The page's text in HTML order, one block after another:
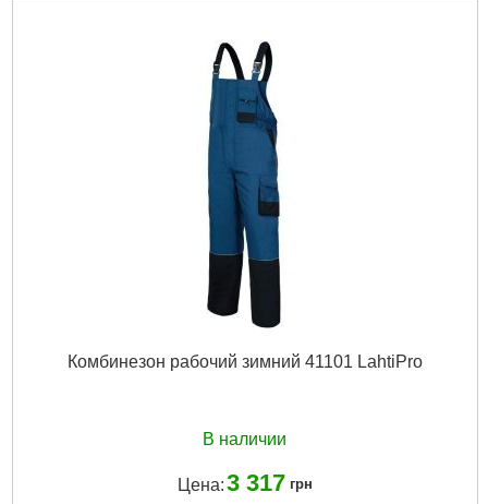
Комбинезон рабочий зимний 41101 LahtiPro
В наличии
Цена:3 317 грн